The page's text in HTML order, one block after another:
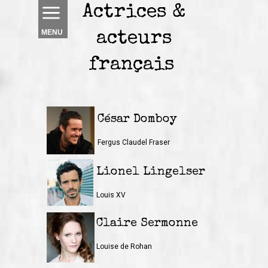
MENU
Lionel Lingelser
Louis XV
Claire Sermonne
Louise de Rohan
Actrices &
acteurs
français
César Domboy
Fergus Claudel Fraser